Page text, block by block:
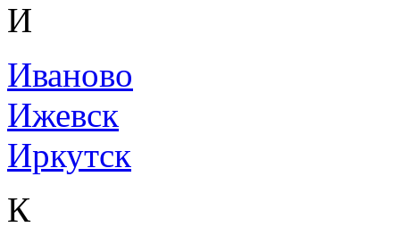
И
Иваново
Ижевск
Иркутск
К